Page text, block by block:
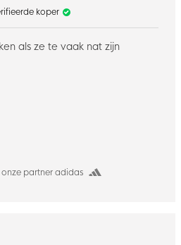
partner adidas
koper
als ze te vaak nat zijn